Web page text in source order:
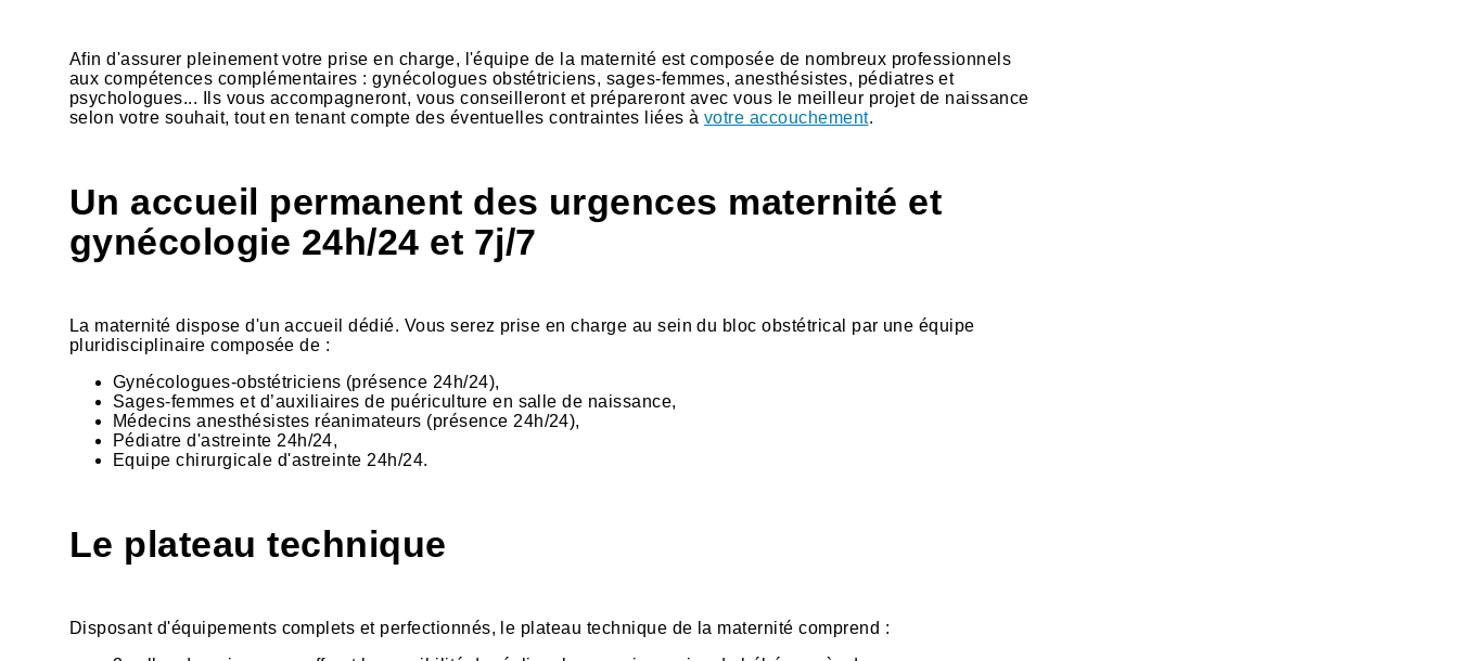
Afin d'assurer pleinement votre prise en charge, l'équipe de la maternité est composée de nombreux professionnels
aux compétences complémentaires : gynécologues obstétriciens, sages-femmes, anesthésistes, pédiatres et
psychologues... Ils vous accompagneront, vous conseilleront et prépareront avec vous le meilleur projet de naissance
selon votre souhait, tout en tenant compte des éventuelles contraintes liées à votre accouchement.
Un accueil permanent des urgences maternité et
gynécologie 24h/24 et 7j/7
La maternité dispose d'un accueil dédié. Vous serez prise en charge au sein du bloc obstétrical par une équipe
pluridisciplinaire composée de :
Gynécologues-obstétriciens (présence 24h/24),
Sages-femmes et d’auxiliaires de puériculture en salle de naissance,
Médecins anesthésistes réanimateurs (présence 24h/24),
Pédiatre d'astreinte 24h/24,
Equipe chirurgicale d'astreinte 24h/24.
Le plateau technique
Disposant d'équipements complets et perfectionnés, le plateau technique de la maternité comprend :